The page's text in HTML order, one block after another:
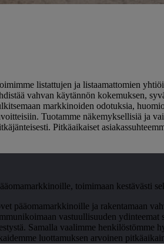
listattujen ja listaamattomien
vahvan käytännön kokemuksen,
markkinoiden odotuksia,
Tuotamme näkemyksellisiä ja
Pitkäaikaiset
toimimaan kestävästi
pääomamarkkinoille ja rakentamaan
vastuullisuuden
Samalla vaalimme
luottamuksen arvoinen